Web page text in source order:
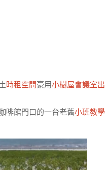
時租空間豪用小樹屋會議室
啡館門口的一台老舊小班教學